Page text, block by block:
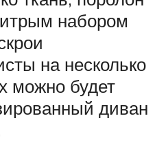
набором
на несколько
можно будет
диван